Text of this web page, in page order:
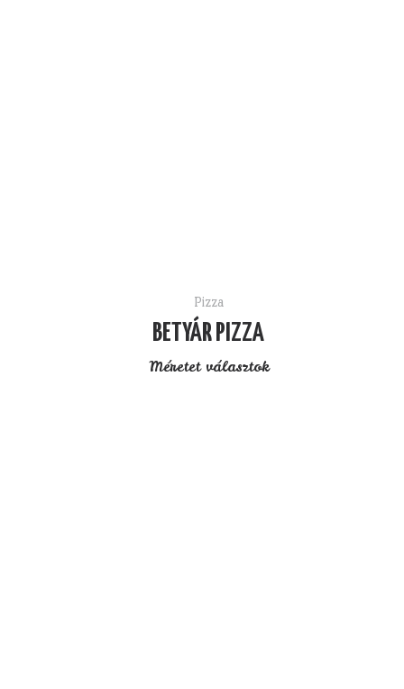
Pizza
BETYÁR PIZZA
Méretet választok